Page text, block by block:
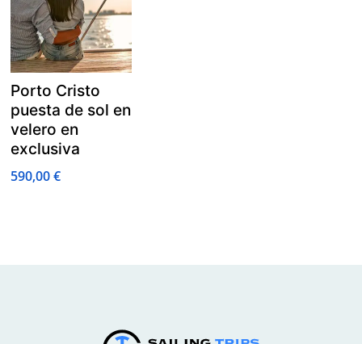
Porto Cristo
puesta de sol en
velero en
exclusiva
590,00€